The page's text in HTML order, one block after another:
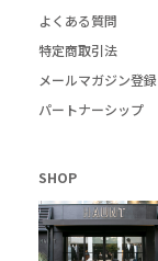
よくある質問
特定商取引法
メールマガジン登録
パートナーシップ
SHOP